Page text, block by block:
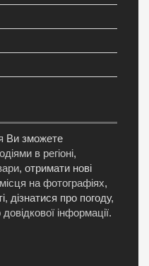
Ви зможете
в регіоні,
, отримати нові
на фотографіях,
дізнатися про погоду,
інформації.